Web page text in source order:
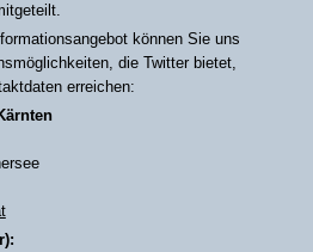
können Sie uns
die Twitter bietet,
erreichen: